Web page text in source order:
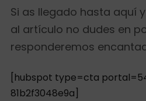
Si as llegado hasta aquí
al artículo no dudes en
responderemos
[hubspot type=cta
81b2f3048e9a]